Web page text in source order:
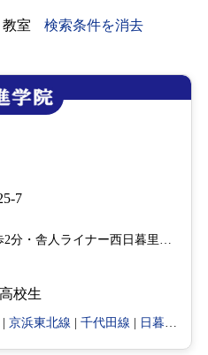
教室 検索条件を消去
7
校生
京浜東北線 千代田線 日暮里・舎人ライナー